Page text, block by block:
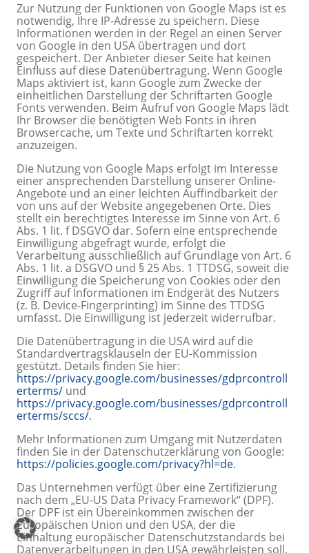
Zur Nutzung der Funktionen von Google Maps ist es
notwendig, Ihre IP-Adresse zu speichern. Diese
Informationen werden in der Regel an einen Server
von Google in den USA übertragen und dort
gespeichert. Der Anbieter dieser Seite hat keinen
Einfluss auf diese Datenübertragung. Wenn Google
Maps aktiviert ist, kann Google zum Zwecke der
einheitlichen Darstellung der Schriftarten Google
Fonts verwenden. Beim Aufruf von Google Maps lädt
Ihr Browser die benötigten Web Fonts in ihren
Browsercache, um Texte und Schriftarten korrekt
anzuzeigen.
Die Nutzung von Google Maps erfolgt im Interesse
einer ansprechenden Darstellung unserer Online-
Angebote und an einer leichten Auffindbarkeit der
von uns auf der Website angegebenen Orte. Dies
stellt ein berechtigtes Interesse im Sinne von Art. 6
Abs. 1 lit. f DSGVO dar. Sofern eine entsprechende
Einwilligung abgefragt wurde, erfolgt die
Verarbeitung ausschließlich auf Grundlage von Art. 6
Abs. 1 lit. a DSGVO und § 25 Abs. 1 TTDSG, soweit die
Einwilligung die Speicherung von Cookies oder den
Zugriff auf Informationen im Endgerät des Nutzers
(z. B. Device-Fingerprinting) im Sinne des TTDSG
umfasst. Die Einwilligung ist jederzeit widerrufbar.
Die Datenübertragung in die USA wird auf die
Standardvertragsklauseln der EU-Kommission
gestützt. Details finden Sie hier:
https://privacy.google.com/businesses/gdprcontroll
erterms/ und
https://privacy.google.com/businesses/gdprcontroll
erterms/sccs/.
Mehr Informationen zum Umgang mit Nutzerdaten
finden Sie in der Datenschutzerklärung von Google:
https://policies.google.com/privacy?hl=de.
Das Unternehmen verfügt über eine Zertifizierung
nach dem „EU-US Data Privacy Framework“ (DPF).
Der DPF ist ein Übereinkommen zwischen der
Europäischen Union und den USA, der die
Einhaltung europäischer Datenschutzstandards bei
Datenverarbeitungen in den USA gewährleisten soll.